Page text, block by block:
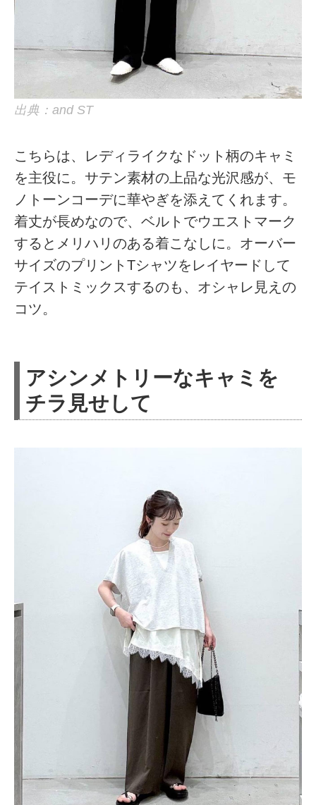
出典：and ST
こちらは、レディライクなドット柄のキャミ
を主役に。サテン素材の上品な光沢感が、モ
ノトーンコーデに華やぎを添えてくれます。
着丈が長めなので、ベルトでウエストマーク
するとメリハリのある着こなしに。オーバー
サイズのプリントTシャツをレイヤードして
テイストミックスするのも、オシャレ見えの
コツ。
アシンメトリーなキャミを
チラ見せして